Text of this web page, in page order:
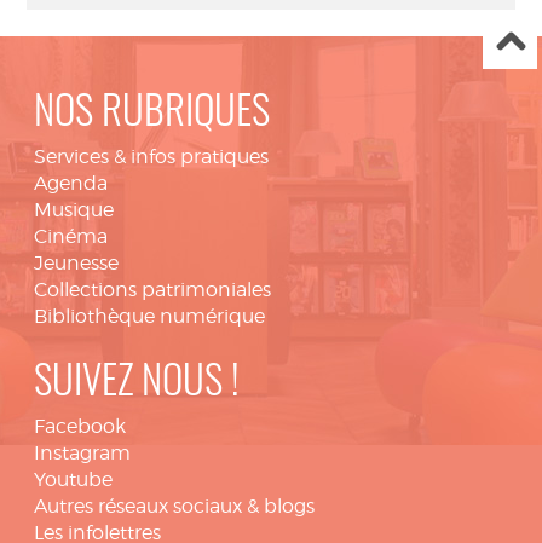
NOS RUBRIQUES
Services & infos pratiques
Agenda
Musique
Cinéma
Jeunesse
Collections patrimoniales
Bibliothèque numérique
SUIVEZ NOUS !
Facebook
Instagram
Youtube
Autres réseaux sociaux & blogs
Les infolettres